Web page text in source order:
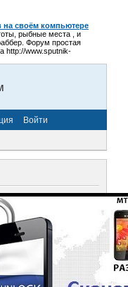
на своём компьютере
рыбные места , и
Форум простая
http://www.sputnik-
Войти